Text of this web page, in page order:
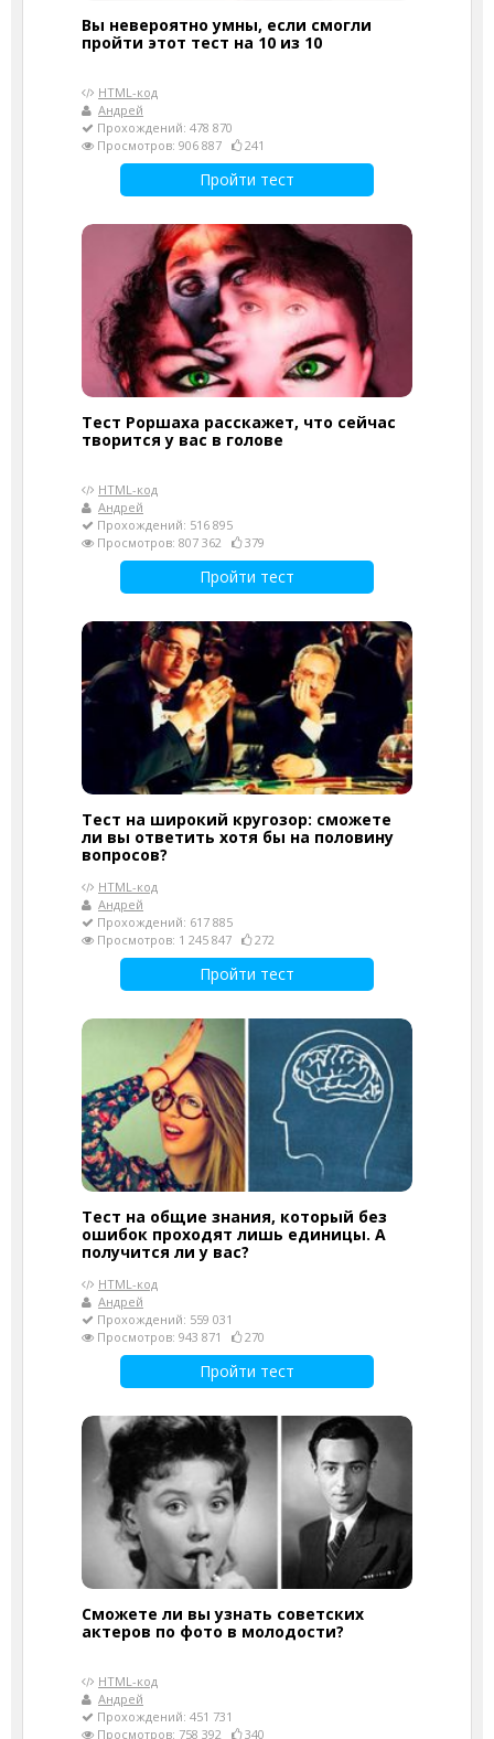
Вы невероятно умны, если смогли
пройти этот тест на 10 из 10
HTML-код
Андрей
Прохождений: 478 870
Просмотров: 906 887
241
Пройти тест
Тест Роршаха расскажет, что сейчас
творится у вас в голове
HTML-код
Андрей
Прохождений: 516 895
Просмотров: 807 362
379
Пройти тест
Тест на широкий кругозор: сможете
ли вы ответить хотя бы на половину
вопросов?
HTML-код
Андрей
Прохождений: 617 885
Просмотров: 1 245 847
272
Пройти тест
Тест на общие знания, который без
ошибок проходят лишь единицы. А
получится ли у вас?
HTML-код
Андрей
Прохождений: 559 031
Просмотров: 943 871
270
Пройти тест
Сможете ли вы узнать советских
актеров по фото в молодости?
HTML-код
Андрей
Прохождений: 451 731
Просмотров: 758 392
340